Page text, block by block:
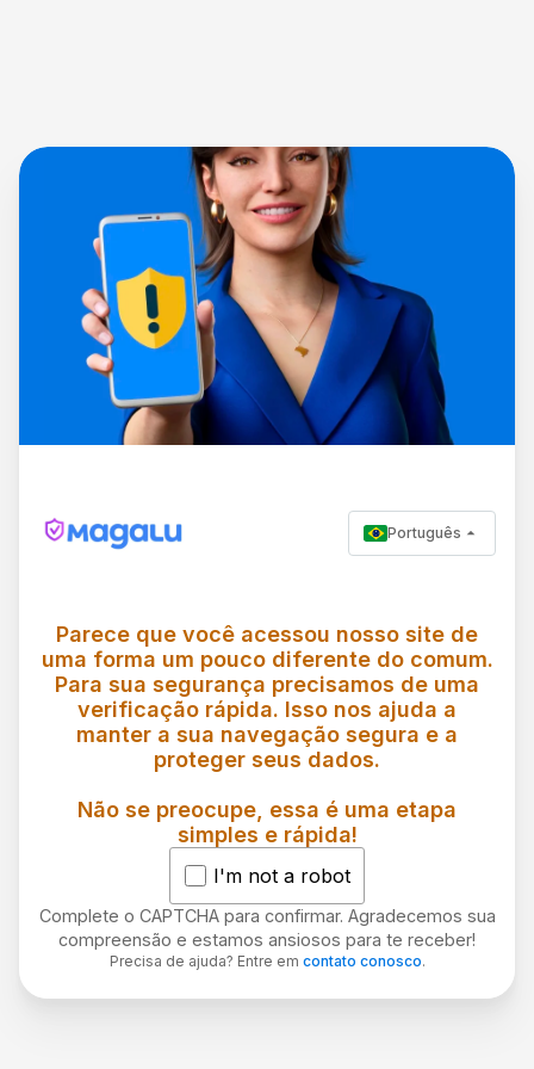
Português
Parece que você acessou nosso site de
uma forma um pouco diferente do comum.
Para sua segurança precisamos de uma
verificação rápida. Isso nos ajuda a
manter a sua navegação segura e a
proteger seus dados.
Não se preocupe, essa é uma etapa
simples e rápida!
I'm not a robot
Complete o CAPTCHA para confirmar. Agradecemos sua
compreensão e estamos ansiosos para te receber!
Precisa de ajuda? Entre em contato conosco.